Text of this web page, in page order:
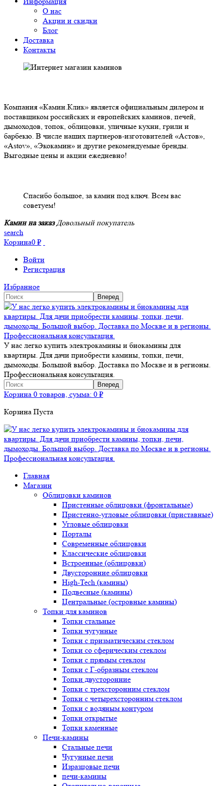
О нас
Акции и скидки
Блог
Доставка
Контакты
Компания «Камин.Клик» является официальным дилером и
поставщиком российских и европейских каминов, печей,
дымоходов, топок, облицовки, уличные кухни, грили и
барбекю. В числе наших партнеров-изготовителей «Астов»,
«Astov», «Экокамин» и другие рекомендуемые бренды.
Выгодные цены и акции ежедневно!
Спасибо большое, за камин под ключ. Всем вас
советуем!
Камин на заказ Довольный покупатель
search
Корзина0 ₽
Войти
Регистрация
Избранное
У нас легко купить электрокамины и биокамины для
квартиры. Для дачи приобрести камины, топки, печи,
дымоходы. Большой выбор. Доставка по Москве и в регионы.
Профессиональная консультация.
Корзина 0 товаров, сумма: 0 ₽
Корзина Пуста
Главная
Магазин
Облицовки каминов
Пристенные облицовки (фронтальные)
Пристенно-угловые облицовки (приставные)
Угловые облицовки
Порталы
Современные облицовки
Классические облицовки
Встроенные (облицовки)
Двусторонние облицовки
High-Tech (камины)
Подвесные (камины)
Центральные (островные камины)
Топки для каминов
Топки стальные
Топки чугунные
Топки с призматическим стеклом
Топки со сферическим стеклом
Топки с прямым стеклом
Топки с Г-образным стеклом
Топки двусторонние
Топки с трехсторонним стеклом
Топки с четырехсторонним стеклом
Топки с водяным контуром
Топки открытые
Топки каменные
Печи-камины
Стальные печи
Чугунные печи
Изразцовые печи
печи-камины